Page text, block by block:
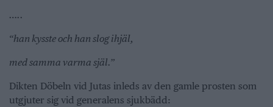
…..
“han kysste och han slog ihjäl,
med samma varma själ.”
Dikten Döbeln vid Jutas inleds av den gamle prosten som
utgjuter sig vid generalens sjukbädd: